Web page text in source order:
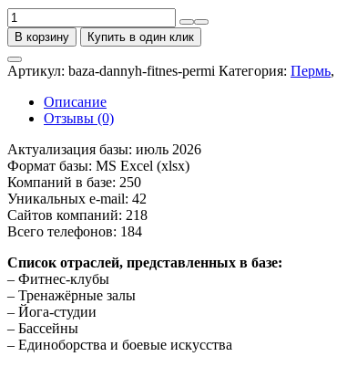
Количество
товара
База
фитнес-
клубов
Перми
В корзину Купить в один клик
Артикул: baza-dannyh-fitnes-permi Категория: Пермь,
Описание
Отзывы (0)
Актуализация базы: июль 2026
Формат базы: MS Excel (xlsx)
Компаний в базе: 250
Уникальных e-mail: 42
Сайтов компаний: 218
Всего телефонов: 184
Список отраслей, представленных в базе:
– Фитнес-клубы
– Тренажёрные залы
– Йога-студии
– Бассейны
– Единоборства и боевые искусства